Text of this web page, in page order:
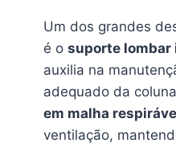
Um dos grandes
é o suporte lombar
auxilia na
adequado da
em malha
ventilação,